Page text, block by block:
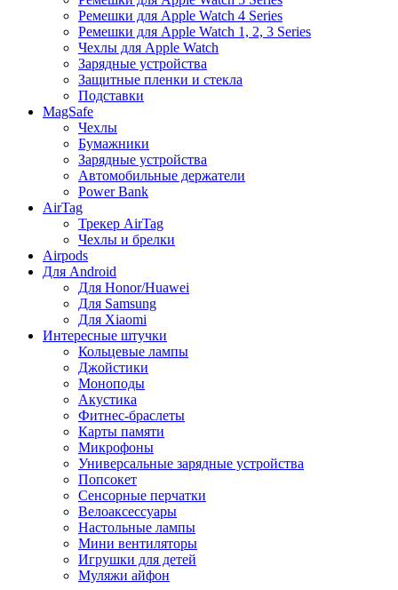
Ремешки для Apple Watch 4 Series
Ремешки для Apple Watch 1, 2, 3 Series
Чехлы для Apple Watch
Зарядные устройства
Защитные пленки и стекла
Подставки
MagSafe
Чехлы
Бумажники
Зарядные устройства
Автомобильные держатели
Power Bank
AirTag
Трекер AirTag
Чехлы и брелки
Airpods
Для Android
Для Honor/Huawei
Для Samsung
Для Xiaomi
Интересные штучки
Кольцевые лампы
Джойстики
Моноподы
Акустика
Фитнес-браслеты
Карты памяти
Микрофоны
Универсальные зарядные устройства
Попсокет
Сенсорные перчатки
Велоаксессуары
Настольные лампы
Мини вентиляторы
Игрушки для детей
Муляжи айфон